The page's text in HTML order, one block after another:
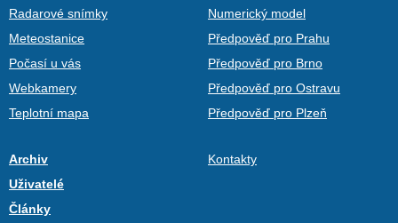
Radarové snímky
Meteostanice
Počasí u vás
Webkamery
Teplotní mapa
Numerický model
Předpověď pro Prahu
Předpověď pro Brno
Předpověď pro Ostravu
Předpověď pro Plzeň
Archiv
Uživatelé
Články
Kontakty